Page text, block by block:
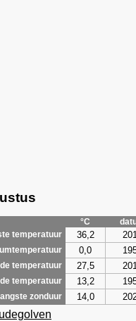
°C
temperatuur
36,2
0,0
temperatuur 27,5
temperatuur 13,2
zonduur 14,0